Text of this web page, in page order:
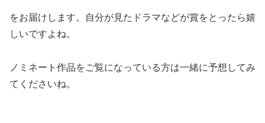
をお届けします。自分が見たドラマなどが賞をとったら嬉
しいですよね。
ノミネート作品をご覧になっている方は一緒に予想してみ
てくださいね。